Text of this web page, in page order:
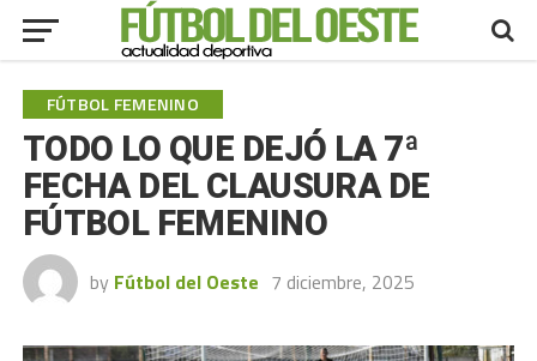
FÚTBOL FEMENINO
TODO LO QUE DEJÓ LA 7ª
FECHA DEL CLAUSURA DE
FÚTBOL FEMENINO
by Fútbol del Oeste 7 diciembre, 2025